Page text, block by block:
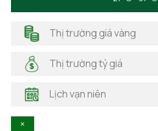
Hà Giang
Hải Dương
Hải Phòng
Hà Tĩnh
Hòa Bình
Thị trường giá vàng
Thị trường tỷ giá
Lịch vạn niên
×